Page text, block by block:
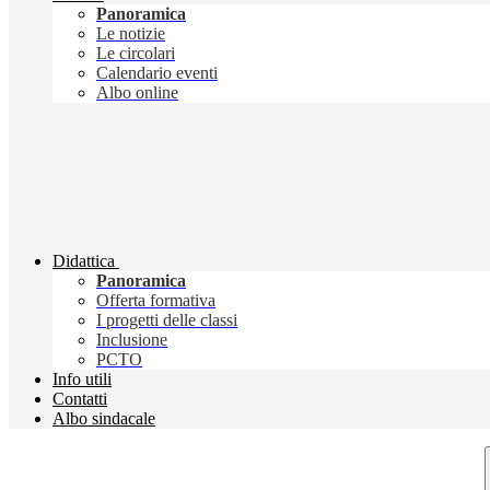
Panoramica
Le notizie
Le circolari
Calendario eventi
Albo online
Didattica
Panoramica
Offerta formativa
I progetti delle classi
Inclusione
PCTO
Info utili
Contatti
Albo sindacale